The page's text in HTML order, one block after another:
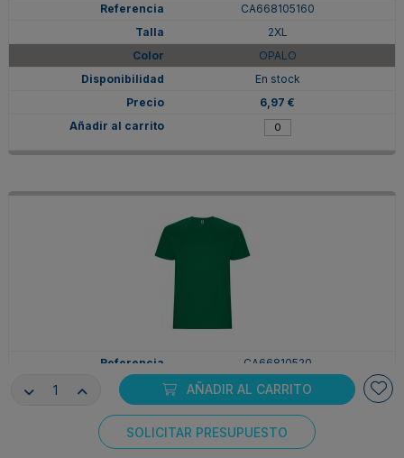
AÑADIR AL CARRITO
SOLICITAR PRESUPUESTO
CA668105160
2XL
OPALO
En stock
6,97 €
CA66810520
2XL
En stock
Consentimiento de cookies